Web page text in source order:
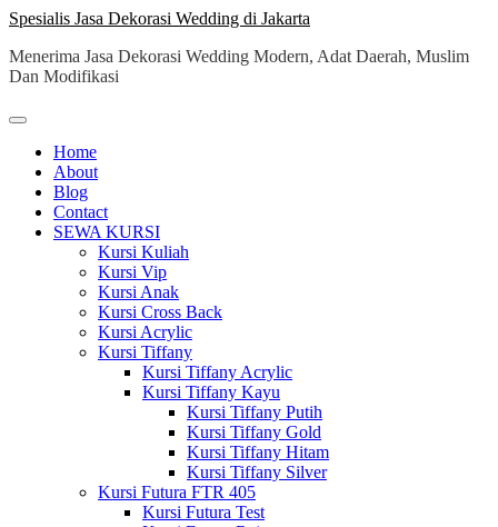
Skip
content
Spesialis Jasa Dekorasi Wedding di Jakarta
Menerima Jasa Dekorasi Wedding Modern, Adat Daerah, Muslim
Dan Modifikasi
Home
About
Blog
Contact
SEWA KURSI
Kursi Kuliah
Kursi Vip
Kursi Anak
Kursi Cross Back
Kursi Acrylic
Kursi Tiffany
Kursi Tiffany Acrylic
Kursi Tiffany Kayu
Kursi Tiffany Putih
Kursi Tiffany Gold
Kursi Tiffany Hitam
Kursi Tiffany Silver
Kursi Futura FTR 405
Kursi Futura Test